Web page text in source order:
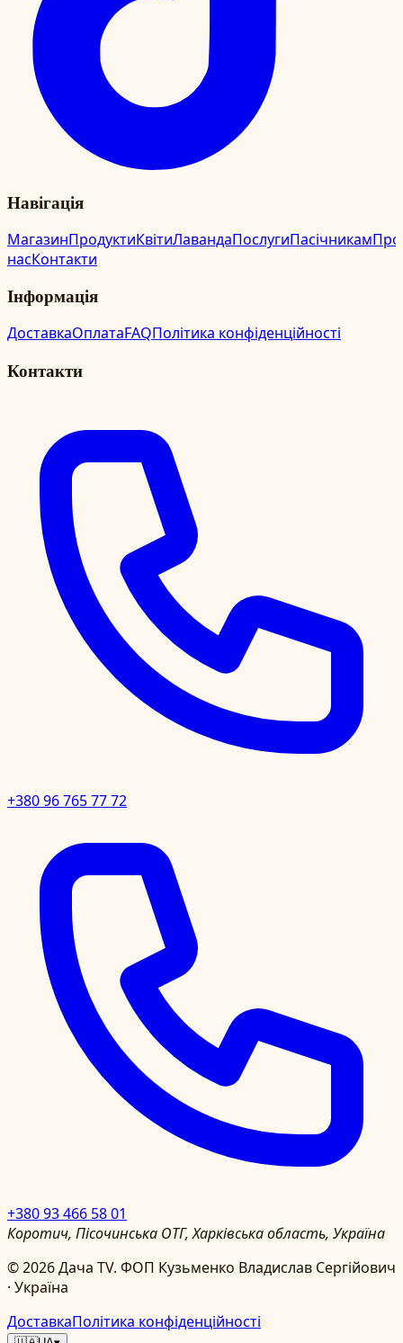
Навігація
МагазинПродуктиКвітиЛавандаПослугиПасічникамПро
насКонтакти
Інформація
ДоставкаОплатаFAQПолітика конфіденційності
Контакти
+380 96 765 77 72
+380 93 466 58 01
Коротич, Пісочинська ОТГ, Харківська область, Україна
©2026Дача TV. ФОП Кузьменко Владислав Сергійович
· Україна
ДоставкаПолітика конфіденційності